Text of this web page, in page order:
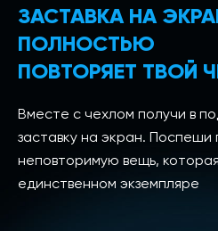
ЗАСТАВКА НА
ПОЛНОСТЬЮ
ПОВТОРЯЕТ ТВОЙ
Вместе с чехлом получи в
заставку на экран. Поспеши
неповторимую вещь,
единственном экземпляре